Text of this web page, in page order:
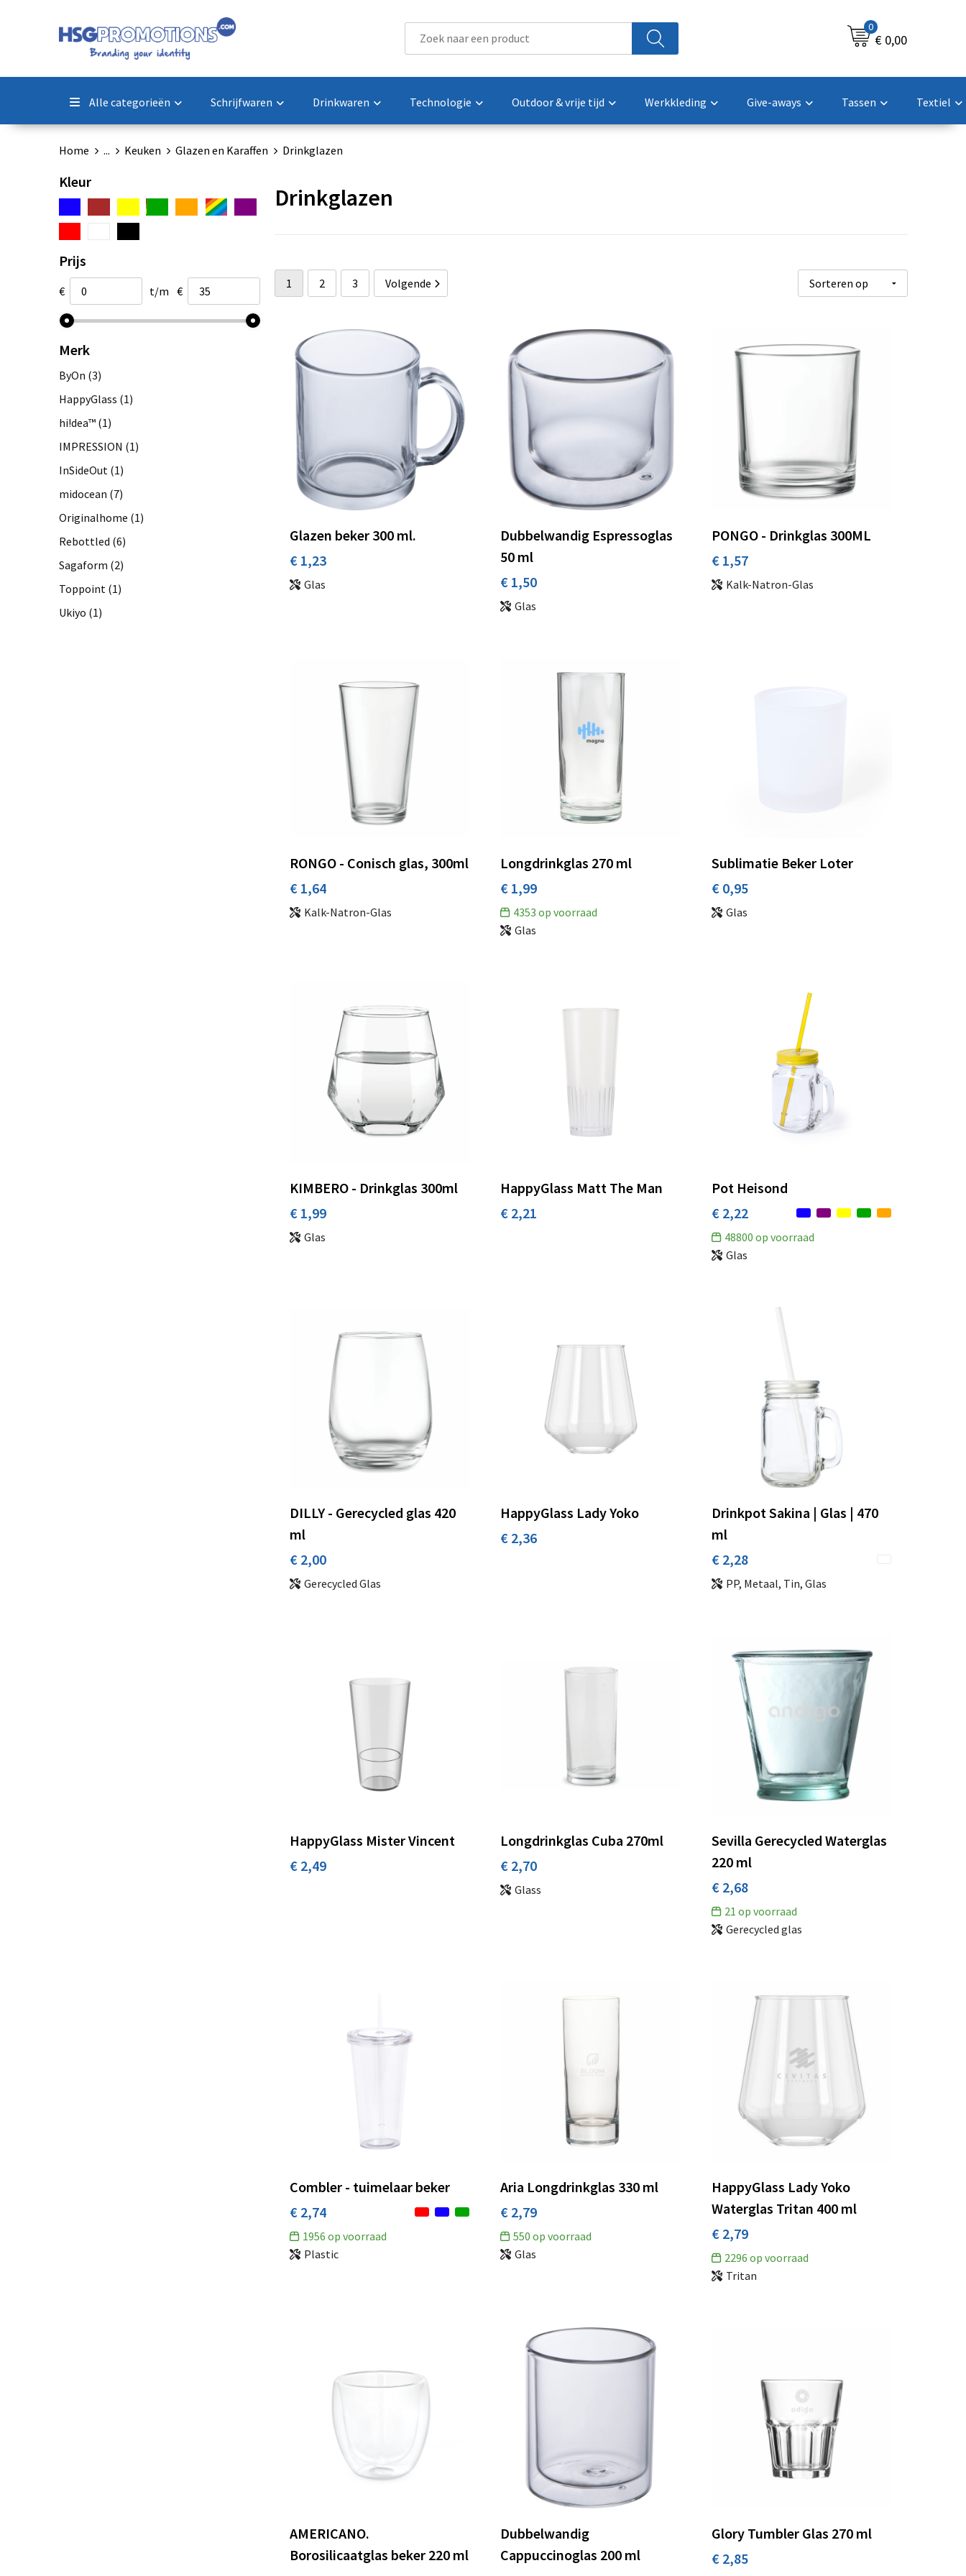
0
€ 0,00
Alle categorieën Schrijfwaren Drinkwaren Technologie Outdoor & vrije tijd Werkkleding Give-aways Tassen Textiel
Home ... Keuken Glazen en Karaffen Drinkglazen
Kleur
Prijs
€ t/m €
Merk
ByOn (3)
HappyGlass (1)
hi!dea™ (1)
IMPRESSION (1)
InSideOut (1)
midocean (7)
Originalhome (1)
Rebottled (6)
Sagaform (2)
Toppoint (1)
Ukiyo (1)
Drinkglazen
1 2 3 Volgende
Glazen beker 300 ml.
€ 1,23
Glas
Dubbelwandig Espressoglas
50 ml
€ 1,50
Glas
PONGO - Drinkglas 300ML
€ 1,57
Kalk-Natron-Glas
RONGO - Conisch glas, 300ml
€ 1,64
Kalk-Natron-Glas
Longdrinkglas 270 ml
€ 1,99
4353 op voorraad
Glas
Sublimatie Beker Loter
€ 0,95
Glas
KIMBERO - Drinkglas 300ml
€ 1,99
Glas
HappyGlass Matt The Man
€ 2,21
Pot Heisond
€ 2,22
48800 op voorraad
Glas
DILLY - Gerecycled glas 420
ml
€ 2,00
Gerecycled Glas
HappyGlass Lady Yoko
€ 2,36
Drinkpot Sakina | Glas | 470
ml
€ 2,28
PP, Metaal, Tin, Glas
HappyGlass Mister Vincent
€ 2,49
Longdrinkglas Cuba 270ml
€ 2,70
Glass
Sevilla Gerecycled Waterglas
220 ml
€ 2,68
21 op voorraad
Gerecycled glas
Combler - tuimelaar beker
€ 2,74
1956 op voorraad
Plastic
Aria Longdrinkglas 330 ml
€ 2,79
550 op voorraad
Glas
HappyGlass Lady Yoko
Waterglas Tritan 400 ml
€ 2,79
2296 op voorraad
Tritan
AMERICANO.
Borosilicaatglas beker 220 ml
Dubbelwandig
Cappuccinoglas 200 ml
Glory Tumbler Glas 270 ml
€ 2,85